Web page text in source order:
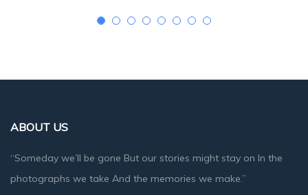
ABOUT US
“Someday we’ll be gone But our stories might stay on In the
photographs we take And the memories we make.”